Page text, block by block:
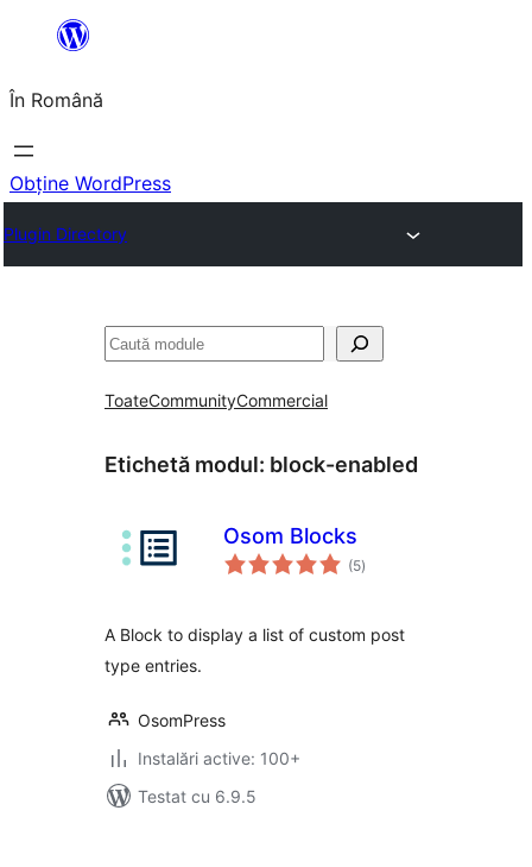
conținut
În Română
Obține WordPress
Plugin Directory
Caută
ToateCommunityCommercial
Etichetă modul: block-enabled
Osom Blocks
(5total
aprecieri
)
A Block to display a list of custom post
type entries.
OsomPress
Instalări active: 100+
Testat cu 6.9.5